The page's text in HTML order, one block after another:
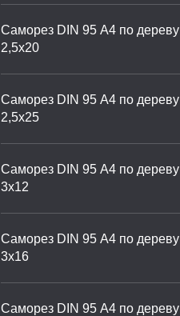
Саморез DIN 95 А4 по дереву
2,5х20
Саморез DIN 95 А4 по дереву
2,5х25
Саморез DIN 95 А4 по дереву
3х12
Саморез DIN 95 А4 по дереву
3х16
Саморез DIN 95 А4 по дереву